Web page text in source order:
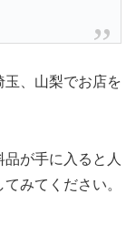
、山梨でお店を
が手に入ると人
みてください。